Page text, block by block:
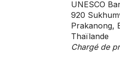
UNESCO
920
Prakanong,
Thaïlande
Chargé de